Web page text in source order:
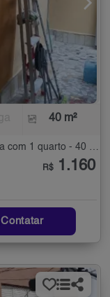
40 m²
R$ 1.160
Contatar